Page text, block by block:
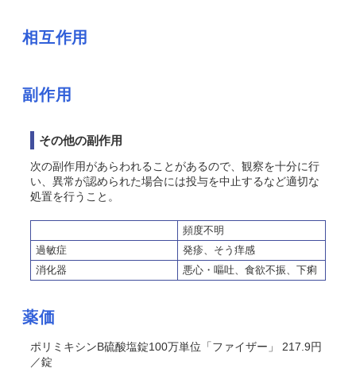
相互作用
副作用
その他の副作用
次の副作用があらわれることがあるので、観察を十分に行
い、異常が認められた場合には投与を中止するなど適切な
処置を行うこと。
頻度不明
過敏症
発疹、そう痒感
消化器
悪心・嘔吐、食欲不振、下痢
薬価
ポリミキシンB硫酸塩錠100万単位「ファイザー」 217.9円
／錠